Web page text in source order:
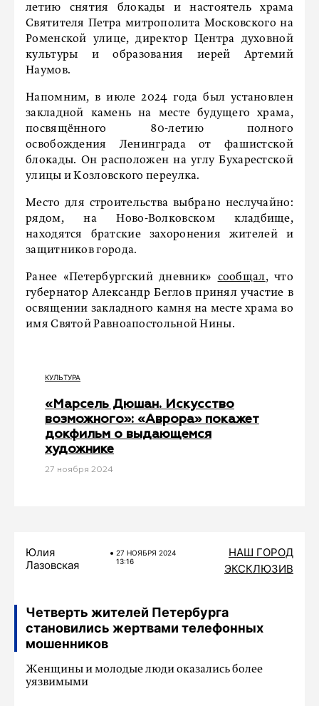
летию снятия блокады и настоятель храма
Святителя Петра митрополита Московского на
Роменской улице, директор Центра духовной
культуры и образования иерей Артемий
Наумов.
Напомним, в июле 2024 года был установлен
закладной камень на месте будущего храма,
посвящённого 80-летию полного
освобождения Ленинграда от фашистской
блокады. Он расположен на углу Бухарестской
улицы и Козловского переулка.
Место для строительства выбрано неслучайно:
рядом, на Ново-Волковском кладбище,
находятся братские захоронения жителей и
защитников города.
Ранее «Петербургский дневник» сообщал, что
губернатор Александр Беглов принял участие в
освящении закладного камня на месте храма во
имя Святой Равноапостольной Нины.
КУЛЬТУРА
«Марсель Дюшан. Искусство
возможного»: «Аврора» покажет
докфильм о выдающемся
художнике
27 ноября 2024
Юлия
Лазовская
27 НОЯБРЯ 2024
13:16
НАШ ГОРОД
ЭКСКЛЮЗИВ
Четверть жителей Петербурга
становились жертвами телефонных
мошенников
Женщины и молодые люди оказались более
уязвимыми